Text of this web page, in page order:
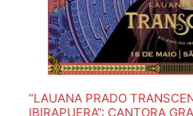
“LAUANA PRADO
IBIRAPUERA”: CANTORA